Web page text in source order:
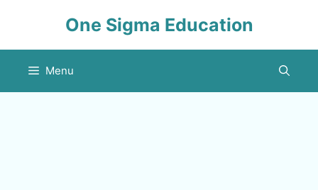
One Sigma Education
Menu